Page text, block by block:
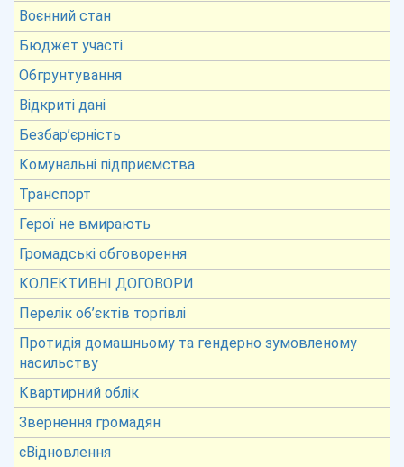
Воєнний стан
Бюджет участі
Обгрунтування
Відкриті дані
Безбар’єрність
Комунальні підприємства
Транспорт
Герої не вмирають
Громадські обговорення
КОЛЕКТИВНІ ДОГОВОРИ
Перелік об’єктів торгівлі
Протидія домашньому та гендерно зумовленому
насильству
Квартирний облік
Звернення громадян
єВідновлення